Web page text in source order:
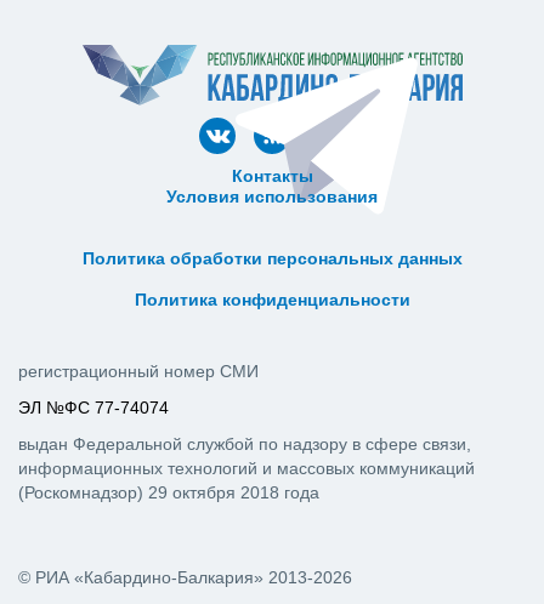
Контакты
Условия использования
Политика обработки персональных данных
Политика конфиденциальности
© РИА «Кабардино-Балкария» 2013-2026
регистрационный номер СМИ
ЭЛ №ФС 77-74074
выдан Федеральной службой по надзору в сфере связи,
информационных технологий и массовых коммуникаций
(Роскомнадзор) 29 октября 2018 года